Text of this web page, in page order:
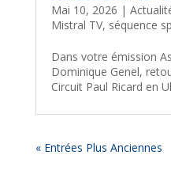
Mai 10, 2026 |
Mistral TV, séquence
Dans votre émission
Dominique Genel,
Circuit Paul Ricard en
« Entrées Plus Anciennes